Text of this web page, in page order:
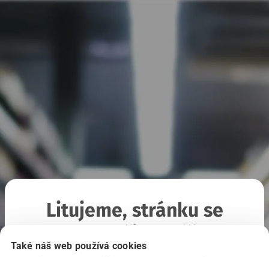
Také náš web používá cookies
Litujeme, stránku se